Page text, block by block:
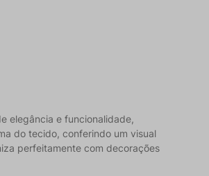
elegância e funcionalidade,
do tecido, conferindo um visual
perfeitamente com decorações